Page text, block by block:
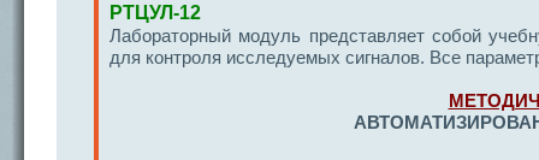
РТЦУЛ-12
Лабораторный модуль представляет собой
для контроля исследуемых сигналов. Все